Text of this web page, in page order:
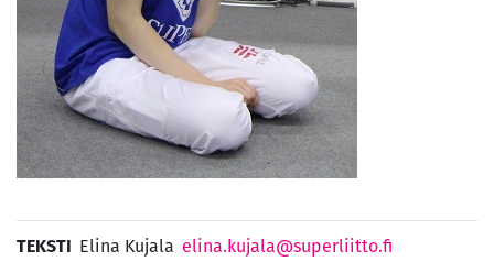
TEKSTI Elina Kujala elina.kujala@superliitto.fi